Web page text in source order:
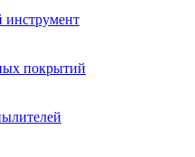
покрытий